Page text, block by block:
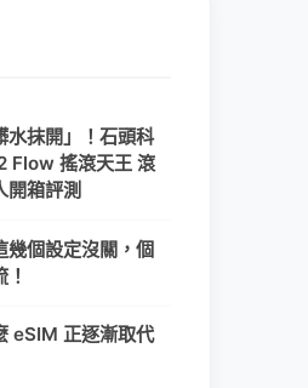
水抹開」！石頭科
Flow 搖滾天王 滾
開箱評測
幾個設定沒關，個
eSIM 正逐漸取代